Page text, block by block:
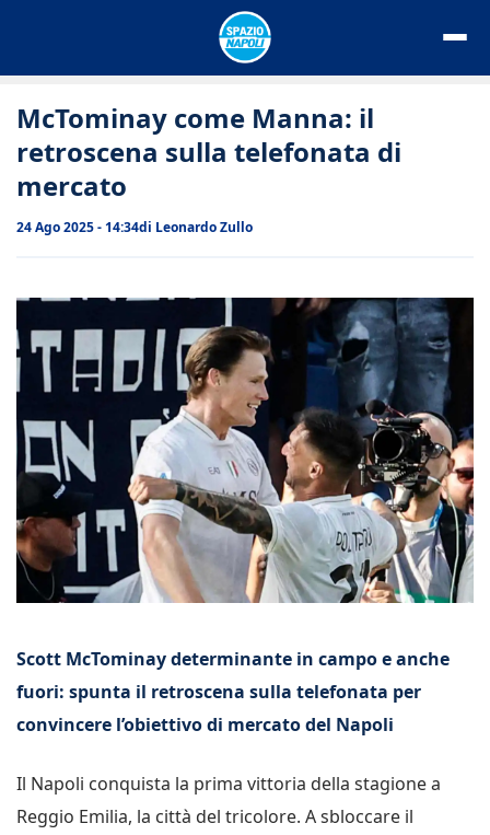
McTominay come Manna: il
retroscena sulla telefonata di
mercato
24 Ago 2025 - 14:34di Leonardo Zullo
Scott McTominay determinante in campo e anche
fuori: spunta il retroscena sulla telefonata per
convincere l’obiettivo di mercato del Napoli
Il Napoli conquista la prima vittoria della stagione a
Reggio Emilia, la città del tricolore. A sbloccare il